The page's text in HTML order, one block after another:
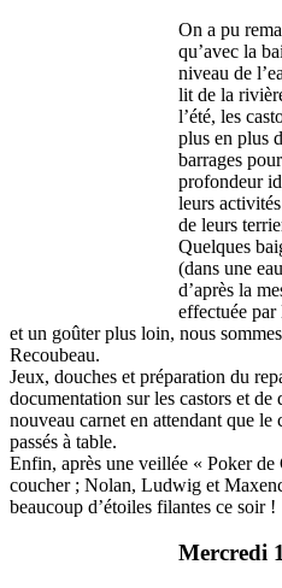
On a pu
qu’avec la
niveau de
lit de la
l’été, les
plus en plus
barrages
profondeur
leurs
de leurs
Quelques
(dans une
d’après la
effectuée
et un goûter plus loin, nous
Recoubeau.
Jeux, douches et préparation du
documentation sur les castors et
nouveau carnet en attendant que le
passés à table.
Enfin, après une veillée « Poker de
coucher ; Nolan, Ludwig et
beaucoup d’étoiles filantes ce soir !
Mercredi